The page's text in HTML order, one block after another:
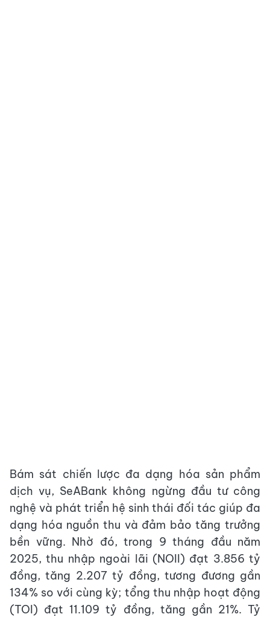
Bám sát chiến lược đa dạng hóa sản phẩm
dịch vụ, SeABank không ngừng đầu tư công
nghệ và phát triển hệ sinh thái đối tác giúp đa
dạng hóa nguồn thu và đảm bảo tăng trưởng
bền vững. Nhờ đó, trong 9 tháng đầu năm
2025, thu nhập ngoài lãi (NOII) đạt 3.856 tỷ
đồng, tăng 2.207 tỷ đồng, tương đương gần
134% so với cùng kỳ; tổng thu nhập hoạt động
(TOI) đạt 11.109 tỷ đồng, tăng gần 21%. Tỷ